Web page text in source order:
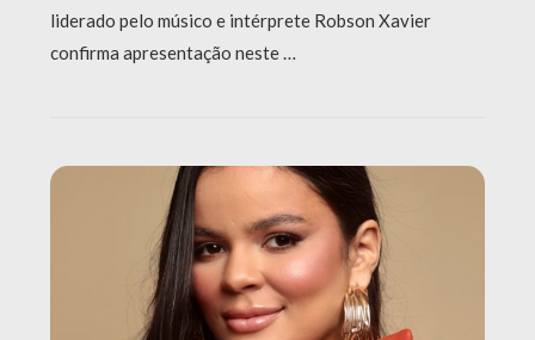
liderado pelo músico e intérprete Robson Xavier
confirma apresentação neste …